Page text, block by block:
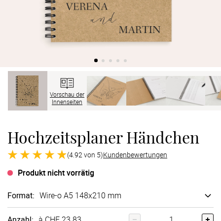
Vorschau der
Innenseiten
Hochzeitsplaner Händchen
(4.92 von 5)Kundenbewertungen
Produkt nicht vorrätig
Format: Wire-o A5 148x210 mm